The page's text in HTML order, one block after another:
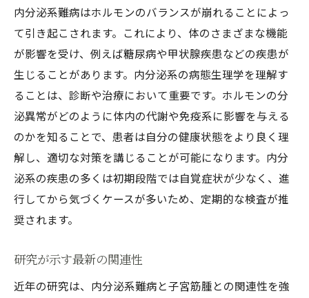
内分泌系難病はホルモンのバランスが崩れることによっ
て引き起こされます。これにより、体のさまざまな機能
が影響を受け、例えば糖尿病や甲状腺疾患などの疾患が
生じることがあります。内分泌系の病態生理学を理解す
ることは、診断や治療において重要です。ホルモンの分
泌異常がどのように体内の代謝や免疫系に影響を与える
のかを知ることで、患者は自分の健康状態をより良く理
解し、適切な対策を講じることが可能になります。内分
泌系の疾患の多くは初期段階では自覚症状が少なく、進
行してから気づくケースが多いため、定期的な検査が推
奨されます。
研究が示す最新の関連性
近年の研究は、内分泌系難病と子宮筋腫との関連性を強